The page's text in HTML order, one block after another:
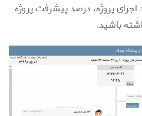
اجرای پروژه، درصد پیشرفت پروژه
باشید.